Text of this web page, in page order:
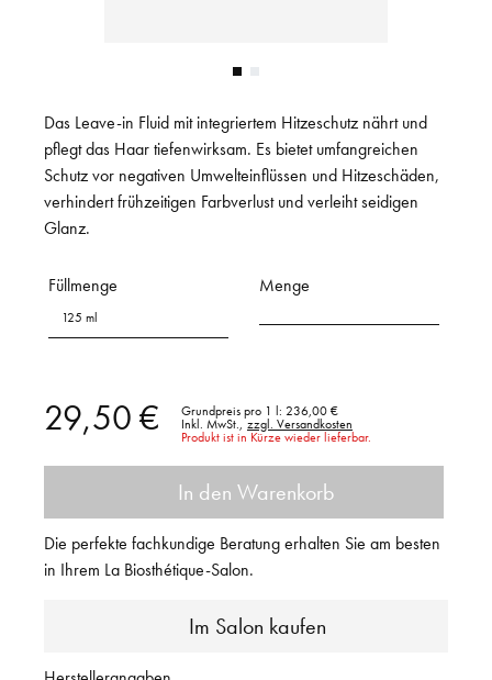
Das Leave-in Fluid mit integriertem Hitzeschutz nährt und
pflegt das Haar tiefenwirksam. Es bietet umfangreichen
Schutz vor negativen Umwelteinflüssen und Hitzeschäden,
verhindert frühzeitigen Farbverlust und verleiht seidigen
Glanz.
Füllmenge
125 ml
Menge
29,50 € Grundpreis pro 1 l: 236,00 €
Inkl. MwSt.,
zzgl. Versandkosten
Produkt ist in Kürze wieder lieferbar.
In den Warenkorb
Im Salon kaufen
Die perfekte fachkundige Beratung erhalten Sie am besten
in Ihrem La Biosthétique-Salon.